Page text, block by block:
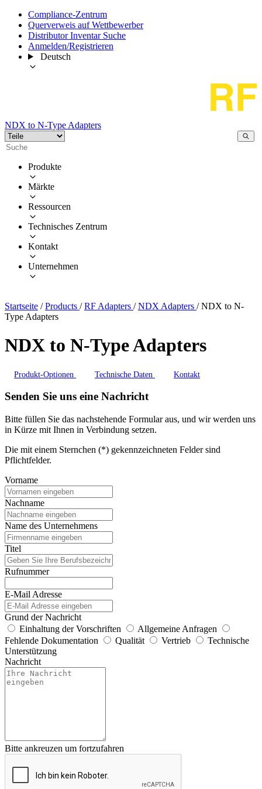
Compliance-Zentrum
Querverweis auf Wettbewerber
Distributor Inventar Suche
Anmelden/Registrieren
Deutsch
NDX to N-Type Adapters
Produkte
Märkte
Ressourcen
Technisches Zentrum
Kontakt
Unternehmen
Startseite / Products / RF Adapters / NDX Adapters / NDX to N-
Type Adapters
NDX to N-Type Adapters
Produkt-Optionen Technische Daten Kontakt
Senden Sie uns eine Nachricht
Bitte füllen Sie das nachstehende Formular aus, und wir werden uns
in Kürze mit Ihnen in Verbindung setzen.
Die mit einem Sternchen (*) gekennzeichneten Felder sind
Pflichtfelder.
Vorname
Nachname
Name des Unternehmens
Titel
Rufnummer
E-Mail Adresse
Grund der Nachricht
Einhaltung der Vorschriften
Allgemeine Anfragen
Fehlende Dokumentation
Qualität Vertrieb
Technische
Unterstützung
Nachricht
Bitte ankreuzen um fortzufahren